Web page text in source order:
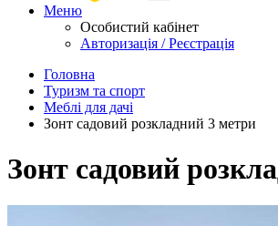
Меню
Особистий кабінет
Авторизація / Реєстрація
Головна
Туризм та спорт
Меблі для дачі
Зонт садовий розкладний 3 метри
Зонт садовий